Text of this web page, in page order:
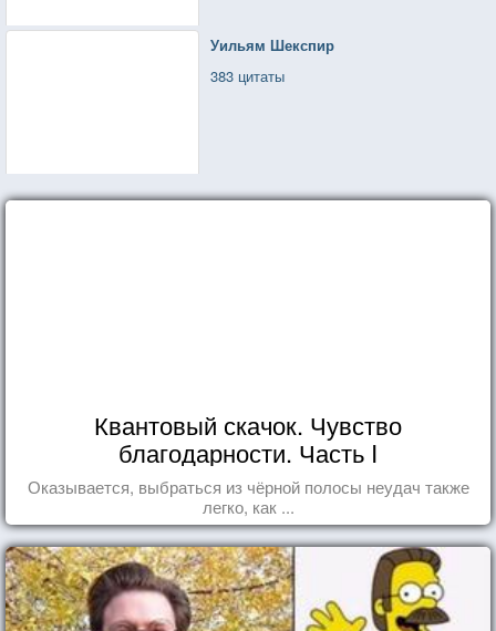
Уильям Шекспир
383 цитаты
Квантовый скачок. Чувство
благодарности. Часть I
Оказывается, выбраться из чёрной полосы неудач также
легко, как ...